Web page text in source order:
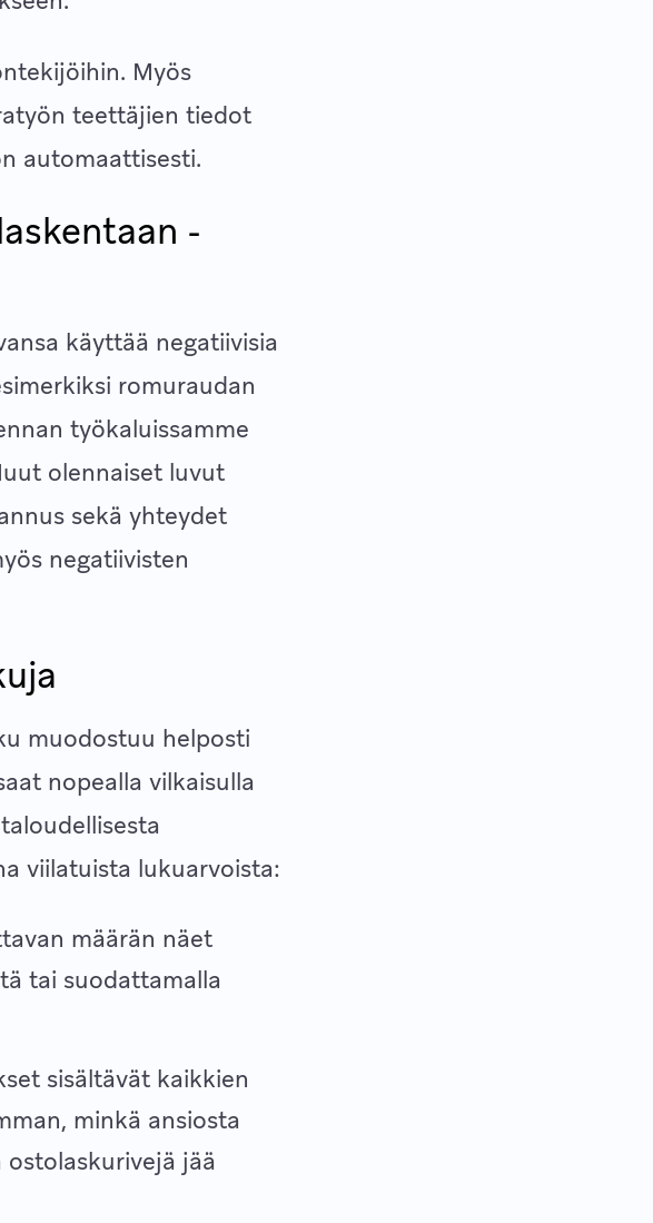
Myös
teettäjien tiedot
automaattisesti.
-
käyttää negatiivisia
romuraudan
työkaluissamme
olennaiset luvut
sekä yhteydet
negatiivisten
muodostuu helposti
nopealla vilkaisulla
viilatuista lukuarvoista:
määrän näet
tai suodattamalla
sisältävät kaikkien
minkä ansiosta
jää